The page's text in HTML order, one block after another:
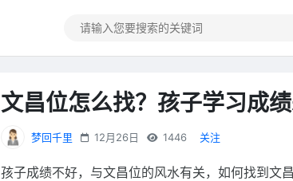
文昌位怎么找？孩子学习成绩
梦回千里 12月26日 1446 关注
孩子成绩不好，与文昌位的风水有关，如何找到文